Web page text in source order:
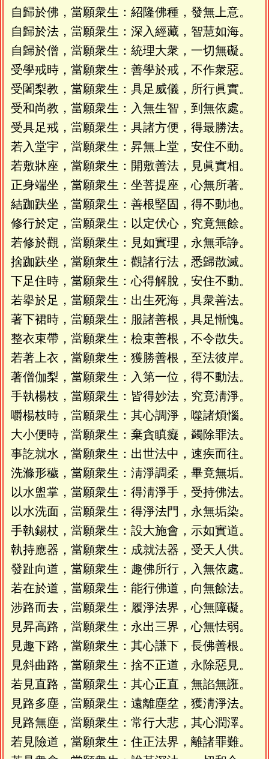
自歸於佛，當願衆生：紹隆佛種，發無上意。
自歸於法，當願衆生：深入經藏，智慧如海。
自歸於僧，當願衆生：統理大衆，一切無礙。
受學戒時，當願衆生：善學於戒，不作衆惡。
受闍梨教，當願衆生：具足威儀，所行眞實。
受和尚教，當願衆生：入無生智，到無依處。
受具足戒，當願衆生：具諸方便，得最勝法。
若入堂宇，當願衆生：昇無上堂，安住不動。
若敷牀座，當願衆生：開敷善法，見眞實相。
正身端坐，當願衆生：坐菩提座，心無所著。
結跏趺坐，當願衆生：善根堅固，得不動地。
修行於定，當願衆生：以定伏心，究竟無餘。
若修於觀，當願衆生：見如實理，永無乖諍。
捨跏趺坐，當願衆生：觀諸行法，悉歸散滅。
下足住時，當願衆生：心得解脫，安住不動。
若擧於足，當願衆生：出生死海，具衆善法。
著下裙時，當願衆生：服諸善根，具足慚愧。
整衣束帶，當願衆生：檢束善根，不令散失。
若著上衣，當願衆生：獲勝善根，至法彼岸。
著僧伽梨，當願衆生：入第一位，得不動法。
手執楊枝，當願衆生：皆得妙法，究竟淸淨。
嚼楊枝時，當願衆生：其心調淨，噬諸煩惱。
大小便時，當願衆生：棄貪瞋癡，蠲除罪法。
事訖就水，當願衆生：出世法中，速疾而往。
洗滌形穢，當願衆生：淸淨調柔，畢竟無垢。
以水盥掌，當願衆生：得淸淨手，受持佛法。
以水洗面，當願衆生：得淨法門，永無垢染。
手執錫杖，當願衆生：設大施會，示如實道。
執持應器，當願衆生：成就法器，受天人供。
發趾向道，當願衆生：趣佛所行，入無依處。
若在於道，當願衆生：能行佛道，向無餘法。
涉路而去，當願衆生：履淨法界，心無障礙。
見昇高路，當願衆生：永出三界，心無怯弱。
見趣下路，當願衆生：其心謙下，長佛善根。
見斜曲路，當願衆生：捨不正道，永除惡見。
若見直路，當願衆生：其心正直，無諂無誑。
見路多塵，當願衆生：遠離塵坌，獲淸淨法。
見路無塵，當願衆生：常行大悲，其心潤澤。
若見險道，當願衆生：住正法界，離諸罪難。